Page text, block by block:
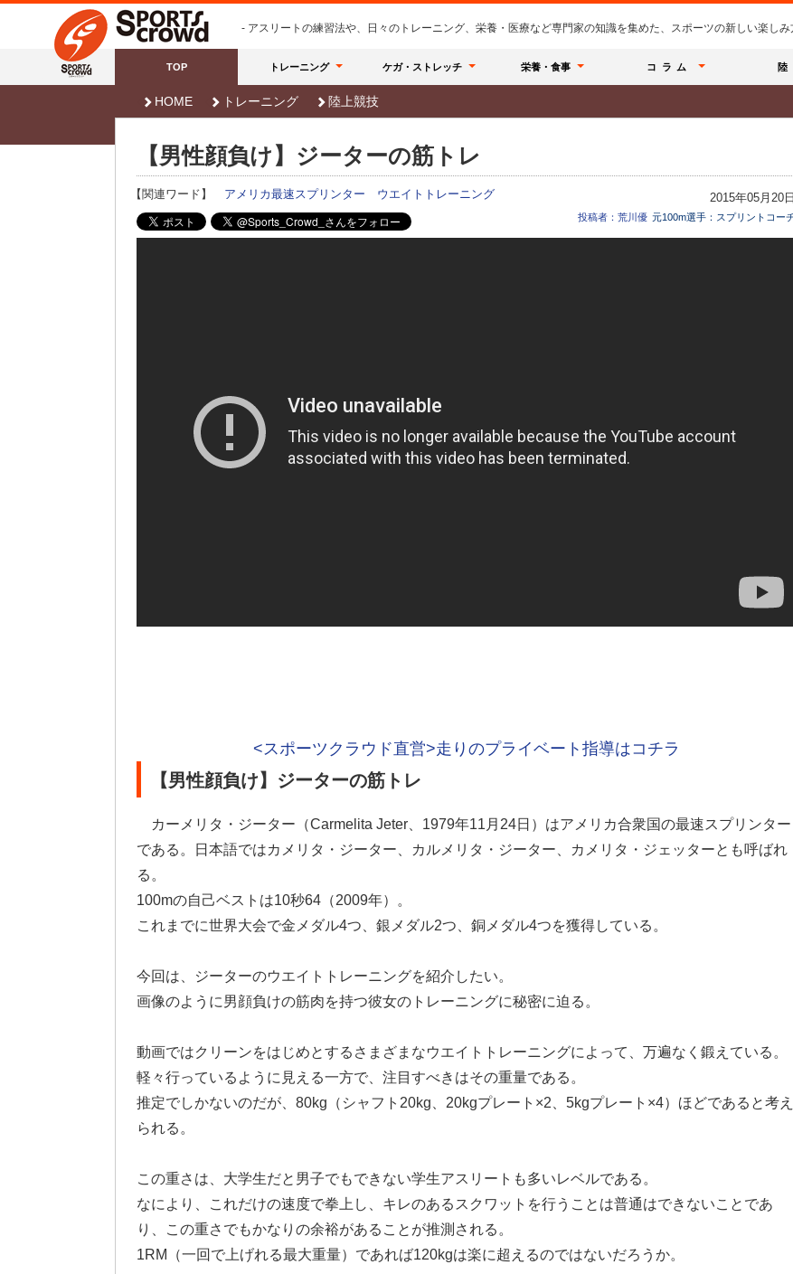
- アスリートの練習法や、日々のトレーニング、栄養・医療など専門家の知識を集めた、スポーツの新しい楽し
TOP トレーニング ケガ・ストレッチ 栄養・食事 コラム 陸
HOME トレーニング 陸上競技
【男性顔負け】ジーターの筋トレ
【関連ワード】 アメリカ最速スプリンター ウエイトトレーニング 2015年05月20日
投稿者：荒川優 元100m選手：スプリントコー
<スポーツクラウド直営>走りのプライベート指導はコチラ
【男性顔負け】ジーターの筋トレ
カーメリタ・ジーター（Carmelita Jeter、1979年11月24日）はアメリカ合衆国の最速スプリンター
である。日本語ではカメリタ・ジーター、カルメリタ・ジーター、カメリタ・ジェッターとも呼ばれ
る。
100mの自己ベストは10秒64（2009年）。
これまでに世界大会で金メダル4つ、銀メダル2つ、銅メダル4つを獲得している。
今回は、ジーターのウエイトトレーニングを紹介したい。
画像のように男顔負けの筋肉を持つ彼女のトレーニングに秘密に迫る。
動画ではクリーンをはじめとするさまざまなウエイトトレーニングによって、万遍なく鍛えている。
軽々行っているように見える一方で、注目すべきはその重量である。
推定でしかないのだが、80kg（シャフト20kg、20kgプレート×2、5kgプレート×4）ほどであると考え
られる。
この重さは、大学生だと男子でもできない学生アスリートも多いレベルである。
なにより、これだけの速度で拳上し、キレのあるスクワットを行うことは普通はできないことであ
り、この重さでもかなりの余裕があることが推測される。
1RM（一回で上げれる最大重量）であれば120kgは楽に超えるのではないだろうか。